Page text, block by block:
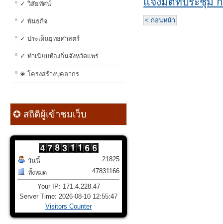
✓ วิสัยทัศน์
✓ พันธกิจ
✓ ประเด็นยุทธศาสตร์
✓ ทำเนียบท้องถิ่นจังหวัดแพร่
❀ โครงสร้างบุคลากร
✪ สถิติผู้เข้าชมเว็บ
วันนี้
ทั้งหมด
21825
47831166
Your IP: 171.4.228.47
Server Time: 2026-08-10 12:55:47
Visitors Counter
< ก่อนหน้า